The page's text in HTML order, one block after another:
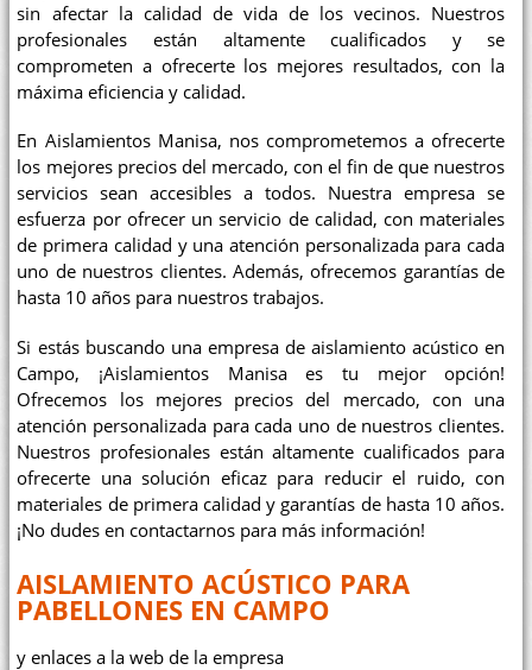
sin afectar la calidad de vida de los vecinos. Nuestros
profesionales están altamente cualificados y se
comprometen a ofrecerte los mejores resultados, con la
máxima eficiencia y calidad.
En Aislamientos Manisa, nos comprometemos a ofrecerte
los mejores precios del mercado, con el fin de que nuestros
servicios sean accesibles a todos. Nuestra empresa se
esfuerza por ofrecer un servicio de calidad, con materiales
de primera calidad y una atención personalizada para cada
uno de nuestros clientes. Además, ofrecemos garantías de
hasta 10 años para nuestros trabajos.
Si estás buscando una empresa de aislamiento acústico en
Campo, ¡Aislamientos Manisa es tu mejor opción!
Ofrecemos los mejores precios del mercado, con una
atención personalizada para cada uno de nuestros clientes.
Nuestros profesionales están altamente cualificados para
ofrecerte una solución eficaz para reducir el ruido, con
materiales de primera calidad y garantías de hasta 10 años.
¡No dudes en contactarnos para más información!
AISLAMIENTO ACÚSTICO PARA
PABELLONES EN CAMPO
y enlaces a la web de la empresa